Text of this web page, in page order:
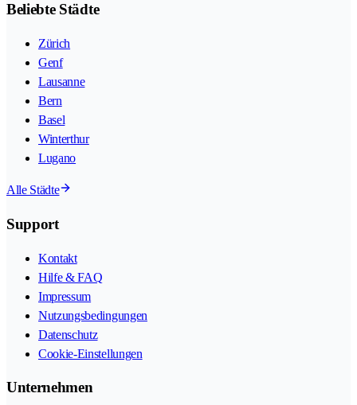
Beliebte Städte
Zürich
Genf
Lausanne
Bern
Basel
Winterthur
Lugano
Alle Städte
Support
Kontakt
Hilfe & FAQ
Impressum
Nutzungsbedingungen
Datenschutz
Cookie-Einstellungen
Unternehmen